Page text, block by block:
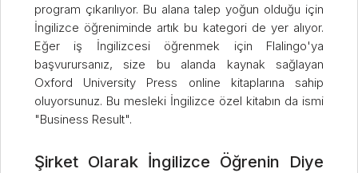
program çıkarılıyor. Bu alana talep yoğun olduğu için
İngilizce öğreniminde artık bu kategori de yer alıyor.
Eğer iş İngilizcesi öğrenmek için Flalingo'ya
başvurursanız, size bu alanda kaynak sağlayan
Oxford University Press online kitaplarına sahip
oluyorsunuz. Bu mesleki İngilizce özel kitabın da ismi
"Business Result".
Şirket Olarak İngilizce Öğrenin Diye